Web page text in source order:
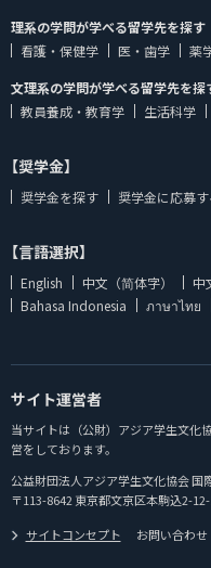
理系の学問が学べる留学先を探す
看護・保健学
医・歯学 薬
文理系の学問が学べる留学先を探
教員養成・教育学
生活科学
【奨学金】
奨学金を探す 奨学金に応募す
【言語選択】
English 中文（简体字） 中
Bahasa Indonesia
ภาษาไทย
サイト運営者
当サイトは（公財）アジア学生文化
営をしております。
公益財団法人アジア学生文化協会 国
〒113-8642 東京都文京区本駒込2-
サイトコンセプト
お問い合わせ